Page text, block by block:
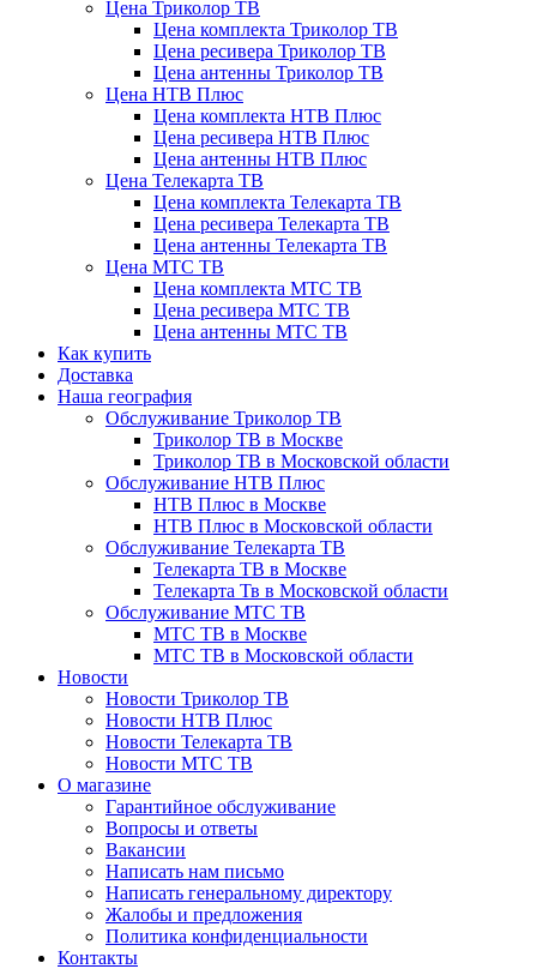
Цена Триколор ТВ
Цена комплекта Триколор ТВ
Цена ресивера Триколор ТВ
Цена антенны Триколор ТВ
Цена НТВ Плюс
Цена комплекта НТВ Плюс
Цена ресивера НТВ Плюс
Цена антенны НТВ Плюс
Цена Телекарта ТВ
Цена комплекта Телекарта ТВ
Цена ресивера Телекарта ТВ
Цена антенны Телекарта ТВ
Цена МТС ТВ
Цена комплекта МТС ТВ
Цена ресивера МТС ТВ
Цена антенны МТС ТВ
Как купить
Доставка
Наша география
Обслуживание Триколор ТВ
Триколор ТВ в Москве
Триколор ТВ в Московской области
Обслуживание НТВ Плюс
НТВ Плюс в Москве
НТВ Плюс в Московской области
Обслуживание Телекарта ТВ
Телекарта ТВ в Москве
Телекарта Тв в Московской области
Обслуживание МТС ТВ
МТС ТВ в Москве
МТС ТВ в Московской области
Новости
Новости Триколор ТВ
Новости НТВ Плюс
Новости Телекарта ТВ
Новости МТС ТВ
О магазине
Гарантийное обслуживание
Вопросы и ответы
Вакансии
Написать нам письмо
Написать генеральному директору
Жалобы и предложения
Политика конфиденциальности
Контакты